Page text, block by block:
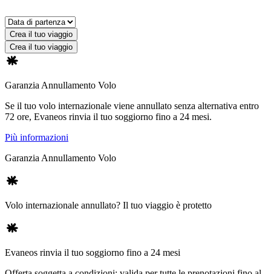
Crea il tuo viaggio
Crea il tuo viaggio
Garanzia Annullamento Volo
Se il tuo volo internazionale viene annullato senza alternativa entro
72 ore, Evaneos rinvia il tuo soggiorno fino a 24 mesi.
Più informazioni
Garanzia Annullamento Volo
Volo internazionale annullato? Il tuo viaggio è protetto
Evaneos rinvia il tuo soggiorno fino a 24 mesi